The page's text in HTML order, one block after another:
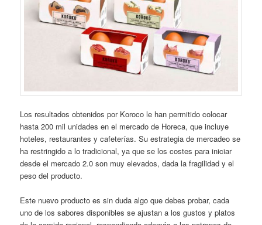
Los resultados obtenidos por Koroco le han permitido colocar
hasta 200 mil unidades en el mercado de Horeca, que incluye
hoteles, restaurantes y cafeterías. Su estrategia de mercadeo se
ha restringido a lo tradicional, ya que se los costes para iniciar
desde el mercado 2.0 son muy elevados, dada la fragilidad y el
peso del producto.
Este nuevo producto es sin duda algo que debes probar, cada
uno de los sabores disponibles se ajustan a los gustos y platos